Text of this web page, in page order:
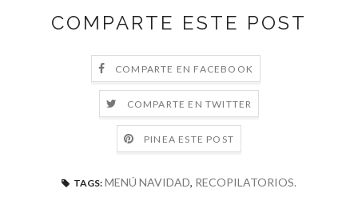
COMPARTE ESTE POST
COMPARTE EN FACEBOOK
COMPARTE EN TWITTER
PINEA ESTE POST
TAGS: MENÚ NAVIDAD, RECOPILATORIOS.